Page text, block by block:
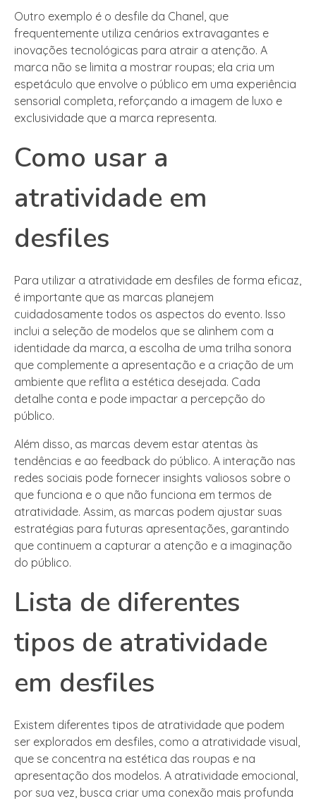
Outro exemplo é o desfile da Chanel, que
frequentemente utiliza cenários extravagantes e
inovações tecnológicas para atrair a atenção. A
marca não se limita a mostrar roupas; ela cria um
espetáculo que envolve o público em uma experiência
sensorial completa, reforçando a imagem de luxo e
exclusividade que a marca representa.
Como usar a
atratividade em
desfiles
Para utilizar a atratividade em desfiles de forma eficaz,
é importante que as marcas planejem
cuidadosamente todos os aspectos do evento. Isso
inclui a seleção de modelos que se alinhem com a
identidade da marca, a escolha de uma trilha sonora
que complemente a apresentação e a criação de um
ambiente que reflita a estética desejada. Cada
detalhe conta e pode impactar a percepção do
público.
Além disso, as marcas devem estar atentas às
tendências e ao feedback do público. A interação nas
redes sociais pode fornecer insights valiosos sobre o
que funciona e o que não funciona em termos de
atratividade. Assim, as marcas podem ajustar suas
estratégias para futuras apresentações, garantindo
que continuem a capturar a atenção e a imaginação
do público.
Lista de diferentes
tipos de atratividade
em desfiles
Existem diferentes tipos de atratividade que podem
ser explorados em desfiles, como a atratividade visual,
que se concentra na estética das roupas e na
apresentação dos modelos. A atratividade emocional,
por sua vez, busca criar uma conexão mais profunda